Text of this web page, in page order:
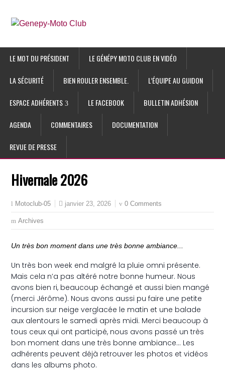
LE MOT DU PRÉSIDENT LE GÉNÉPY MOTO CLUB EN VIDÉO
LA SÉCURITÉ BIEN ROULER ENSEMBLE. L’ÉQUIPE AU GUIDON
ESPACE ADHÉRENTS LE FACEBOOK BULLETIN ADHÉSION
AGENDA COMMENTAIRES DOCUMENTATION
REVUE DE PRESSE
Hivernale 2026
Motoclub-05 janvier 23, 2026 0 Comments
Archives
Un très bon moment dans une très bonne ambiance...
Un très bon week end malgré la pluie omni présente.
Mais cela n’a pas altéré notre bonne humeur. Nous
avons bien ri, beaucoup échangé et aussi bien mangé
(merci Jérôme). Nous avons aussi pu faire une petite
incursion sur neige verglacée le matin et une balade
aux alentours le samedi après midi. Merci beaucoup à
tous ceux qui ont participé, nous avons passé un très
bon moment dans une très bonne ambiance… Les
adhérents peuvent déjà retrouver les photos et vidéos
dans les albums photo.